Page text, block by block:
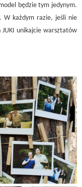
będzie tym jedynym.
W każdym razie, jeśli nie
unikajcie warsztatów